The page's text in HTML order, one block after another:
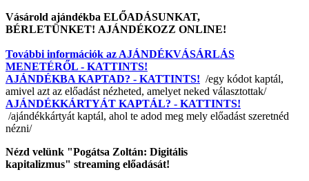
Vásárold ajándékba ELŐADÁSUNKAT,
BÉRLETÜNKET! AJÁNDÉKOZZ ONLINE!
További információk az AJÁNDÉKVÁSÁRLÁS
MENETÉRŐL - KATTINTS!
AJÁNDÉKBA KAPTAD? - KATTINTS! /egy kódot kaptál,
amivel azt az előadást nézheted, amelyet neked választottak/
AJÁNDÉKKÁRTYÁT KAPTÁL? - KATTINTS!
/ajándékkártyát kaptál, ahol te adod meg mely előadást szeretnéd
nézni/
Nézd velünk "Pogátsa Zoltán: Digitális
kapitalizmus" streaming előadását!